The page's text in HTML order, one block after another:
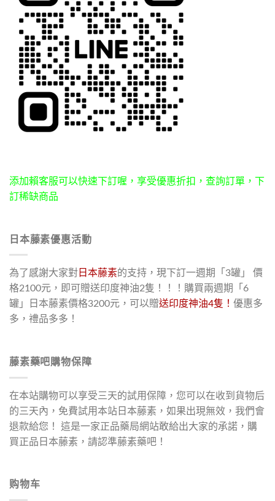
添加賴客服可以快速下訂喔，享受優惠折扣，查詢訂單，下
訂稀缺商品
日本藤素優惠活動
為了感謝大家對 日本藤素的支持，現下訂一週期「3罐」 價
格2100元，即可贈送印度神油2隻！！！購買兩週期「6
罐」日本藤素價格3200元，可以贈送印度神油4隻！ 優惠多
多，禮品多多！
藤素藥吧購物保障
在本站購物可以享受三天的試用保障，您可以在收到貨物后
的三天內，免費試用本站日本藤素，如果出現無效，我們會
退款給您！ 這是一家正品藥局網站敢給出大家的承諾，購
買正品日本藤素，請認準藤素藥吧！
购物车